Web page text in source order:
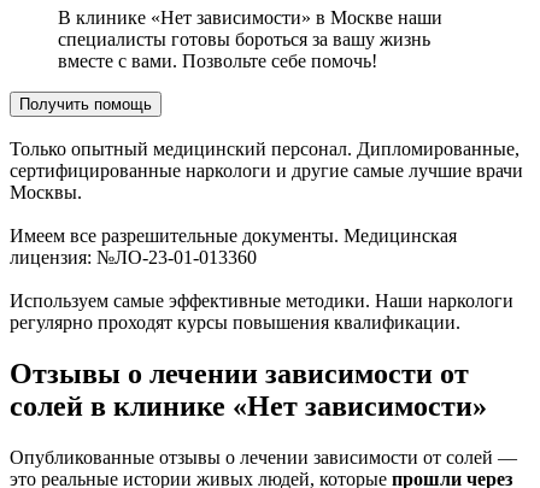
В клинике «Нет зависимости» в Москве наши
специалисты готовы бороться за вашу жизнь
вместе с вами. Позвольте себе помочь!
Получить помощь
Только опытный медицинский персонал. Дипломированные,
сертифицированные наркологи и другие самые лучшие врачи
Москвы.
Имеем все разрешительные документы. Медицинская
лицензия: №ЛО-23-01-013360
Используем самые эффективные методики. Наши наркологи
регулярно проходят курсы повышения квалификации.
Отзывы о лечении зависимости от
солей в клинике «Нет зависимости»
Опубликованные отзывы о лечении зависимости от солей —
это реальные истории живых людей, которые прошли через